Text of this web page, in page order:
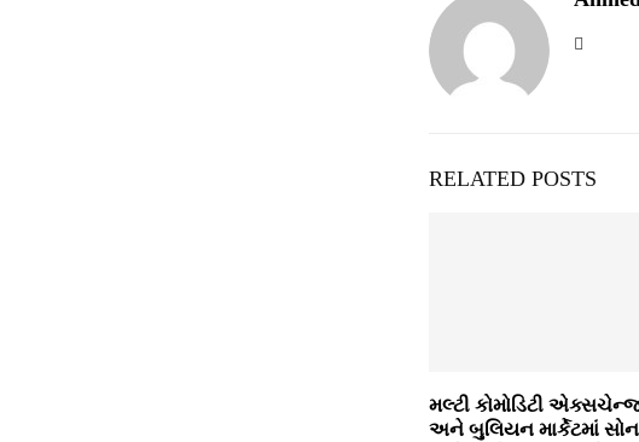
RELATED POSTS
મલ્‍ટી કોમોડિટી
અને બુલિયન માર્કેટમાં